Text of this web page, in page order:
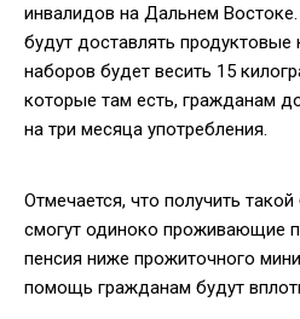
инвалидов на Дальнем
будут доставлять
наборов будет весить 15
которые там есть, гражданам
на три месяца употребления.
Отмечается, что получить
смогут одиноко проживающие
пенсия ниже прожиточного
помощь гражданам будут